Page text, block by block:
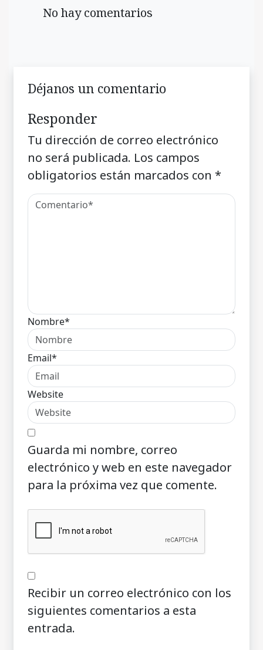
No hay comentarios
Déjanos un comentario
Responder
Tu dirección de correo electrónico
no será publicada. Los campos
obligatorios están marcados con *
Nombre*
Email*
Website
Guarda mi nombre, correo
electrónico y web en este navegador
para la próxima vez que comente.
Recibir un correo electrónico con los
siguientes comentarios a esta
entrada.